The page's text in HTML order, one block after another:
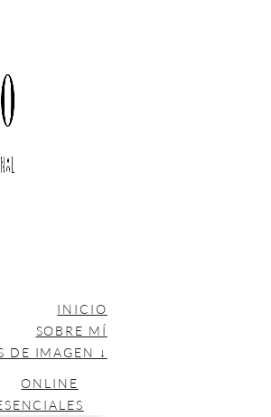
INICIO
SOBRE MÍ
DE IMAGEN ↓
ONLINE